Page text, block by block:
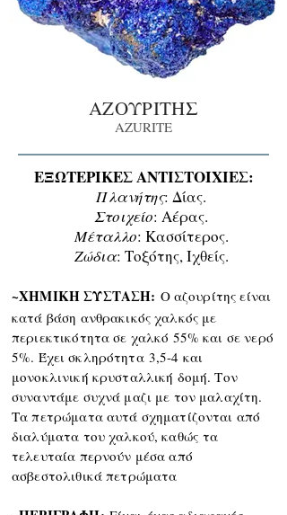
ΑΖΟΥΡΙΤΗΣ
AZURITE
ΕΞΩΤΕΡΙΚΕΣ ΑΝΤΙΣΤΟΙΧΙΕΣ:
Πλανήτης: Δίας.
Στοιχείο: Αέρας.
Μέταλλο: Κασσίτερος.
Ζώδια: Τοξότης, Ιχθείς.
~ΧΗΜΙΚΗ ΣΥΣΤΑΣΗ: Ο αζουρίτης είναι
κατά βάση ανθρακικός χαλκός με
περιεκτικότητα σε χαλκό 55% και σε νερό
5%. Έχεισκληρότητα3,5-4 και
μονοκλινική κρυσταλλική δομή. Τον
συναντάμε συχνά μαζι με τον μαλαχίτη.
Τα πετρώματα αυτά σχηματίζονται από
διαλύματα του χαλκού,καθώς τα
τελευταία περνούν μέσα από
ασβεστολιθικά πετρώματα